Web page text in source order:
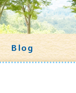
Blog